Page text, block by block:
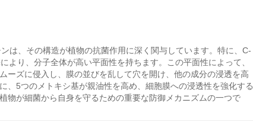
は、その構造が植物の抗菌作用に深く関与しています。特に、C-
より、分子全体が高い平面性を持ちます。この平面性によって、
ーズに侵入し、膜の並びを乱して穴を開け、他の成分の浸透を高
、5つのメトキシ基が親油性を高め、細胞膜への浸透性を強化する
物が細菌から自身を守るための重要な防御メカニズムの一つで